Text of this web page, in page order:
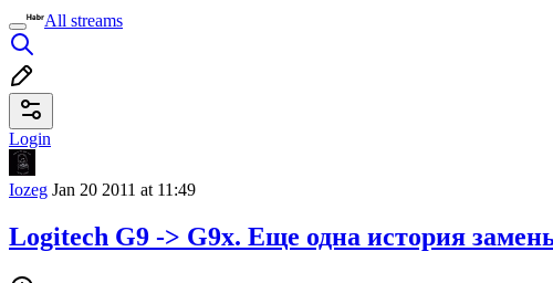
All streams
Login
Iozeg Jan 20 2011 at 11:49
Logitech G9 -> G9x. Еще одна история